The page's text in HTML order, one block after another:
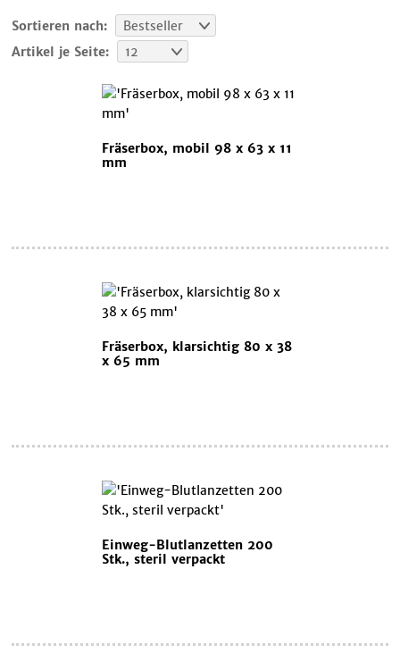
Sortieren nach:
Bestseller
Artikel je Seite:
12
Fräserbox, mobil 98 x 63 x 11
mm
Fräserbox, klarsichtig 80 x 38
x 65 mm
Einweg-Blutlanzetten 200
Stk., steril verpackt